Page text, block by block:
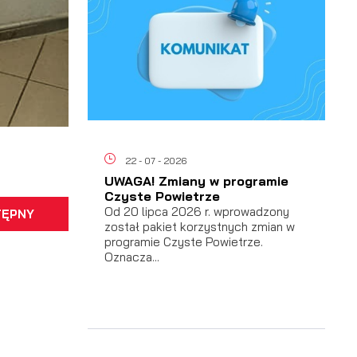
22 - 07 - 2026
UWAGA! Zmiany w programie
Czyste Powietrze
Od 20 lipca 2026 r. wprowadzony
został pakiet korzystnych zmian w
programie Czyste Powietrze.
Oznacza...